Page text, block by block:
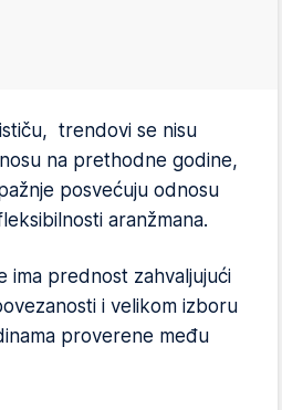
trendovi se nisu
na prethodne godine,
posvećuju odnosu
aranžmana.
ima prednost zahvaljujući
i velikom izboru
proverene među